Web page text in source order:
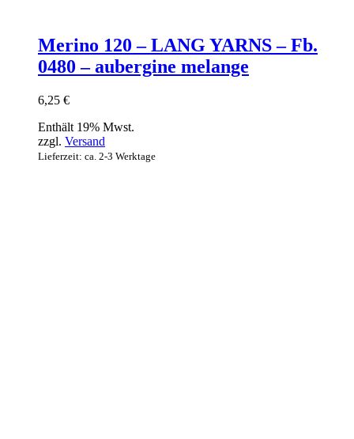
Merino 120 – LANG YARNS – Fb.
0480 – aubergine melange
6,25 €
Enthält 19% Mwst.
zzgl. Versand
Lieferzeit: ca. 2-3 Werktage